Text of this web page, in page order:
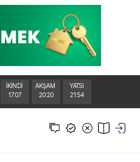
İKİNDİ
17:07
AKŞAM
20:20
YATSI
21:54